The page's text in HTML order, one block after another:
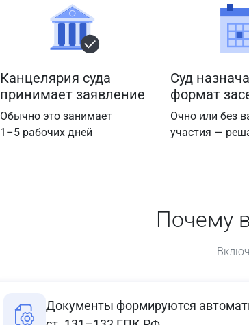
Канцелярия суда
принимает заявление
Обычно это занимает
1–5 рабочих дней
Суд
формат
Очно или без
участия —
Почему
Документы формируются